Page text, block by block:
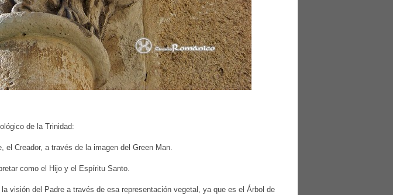
de la Trinidad:
el Creador, a través de la imagen del Green Man.
como el Hijo y el Espíritu Santo.
visión del Padre a través de esa representación vegetal, ya que es el Árbol de